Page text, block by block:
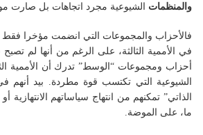
والمنظمات الشيوعية مجرد اتجاهات بل صارت
فالأحزاب والمجموعات التي انضمت مؤخرا فقط
في الأممية الثالثة، على الرغم من أنها لم
أحزاب ومجموعات “الوسط” تدرك أن الأممية
الشيوعية التي تكتسب قوة مطردة. بيد أنهم
الذاتي” تمكنهم من انتهاج سياساتهم
ما، على الموضة.